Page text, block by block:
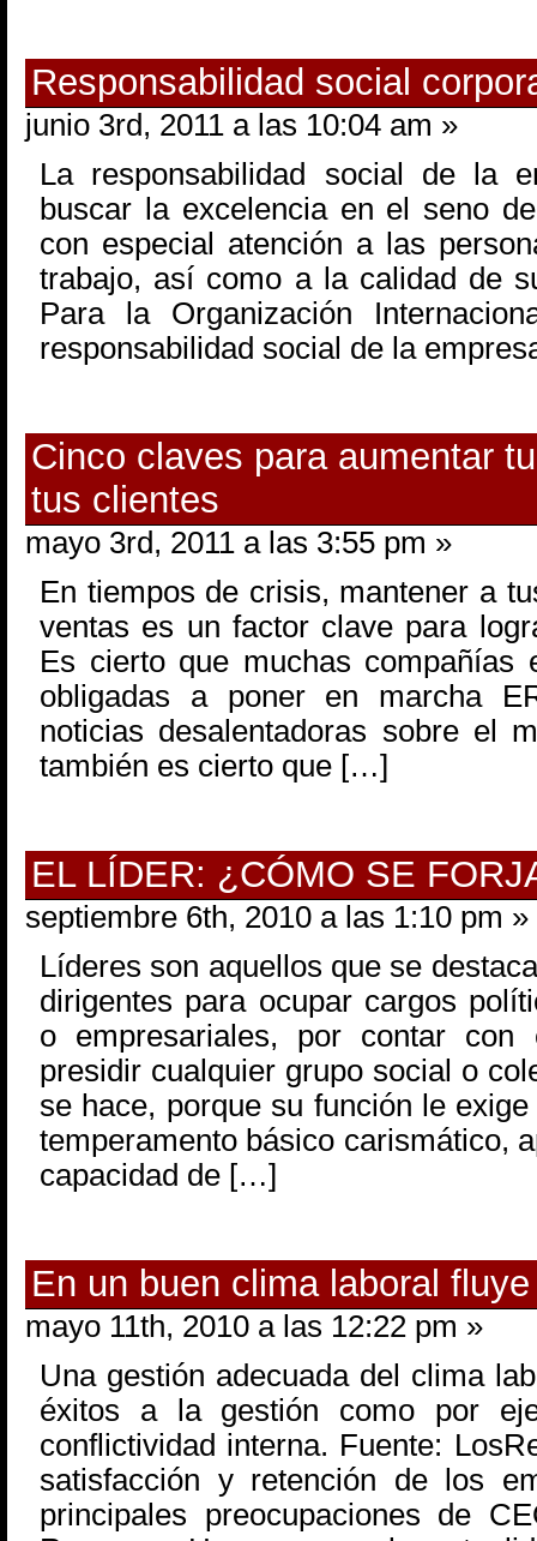
Responsabilidad social
junio 3rd, 2011 a las 10:04 am »
La responsabilidad social de la
buscar la excelencia en el seno
con especial atención a las
trabajo, así como a la calidad de
Para la Organización
responsabilidad social de la
Cinco claves para aumentar
tus clientes
mayo 3rd, 2011 a las 3:55 pm »
En tiempos de crisis, mantener a
ventas es un factor clave para
Es cierto que muchas compañías
obligadas a poner en marcha
noticias desalentadoras sobre el
también es cierto que […]
EL LÍDER: ¿CÓMO SE
septiembre 6th, 2010 a las 1:10 pm »
Líderes son aquellos que se
dirigentes para ocupar cargos
o empresariales, por contar con
presidir cualquier grupo social o
se hace, porque su función le
temperamento básico carismático,
capacidad de […]
En un buen clima laboral
mayo 11th, 2010 a las 12:22 pm »
Una gestión adecuada del clima
éxitos a la gestión como por
conflictividad interna. Fuente:
satisfacción y retención de los
principales preocupaciones de